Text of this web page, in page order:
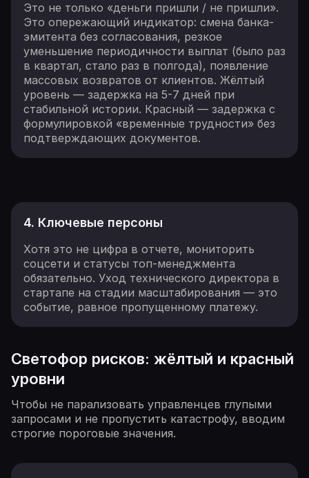
Это не только «деньги пришли / не пришли».
Это опережающий индикатор: смена банка-
эмитента без согласования, резкое
уменьшение периодичности выплат (было раз
в квартал, стало раз в полгода), появление
массовых возвратов от клиентов. Жёлтый
уровень — задержка на 5-7 дней при
стабильной истории. Красный — задержка с
формулировкой «временные трудности» без
подтверждающих документов.
4. Ключевые персоны
Хотя это не цифра в отчете, мониторить
соцсети и статусы топ-менеджмента
обязательно. Уход технического директора в
стартапе на стадии масштабирования — это
событие, равное пропущенному платежу.
Светофор рисков: жёлтый и красный
уровни
Чтобы не парализовать управленцев глупыми
запросами и не пропустить катастрофу, вводим
строгие пороговые значения.